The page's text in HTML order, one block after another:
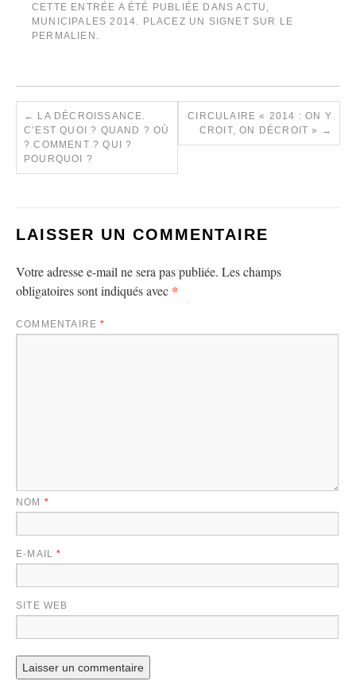
CETTE ENTRÉE A ÉTÉ PUBLIÉE DANSACTU
MUNICIPALES 2014 . PLACEZ UN SIGNET SUR LE
PERMALIEN
← LA DÉCROISSANCE.
C’EST QUOI ? QUAND ? OÙ
? COMMENT ? QUI ?
POURQUOI ?
CIRCULAIRE « 2014 : ON Y
CROIT, ON DÉCROIT »
→
LAISSER UN COMMENTAIRE
Votre adresse e-mail ne sera pas publiée. Les champs
obligatoires sont indiqués avec *
COMMENTAIRE*
NOM *
E-MAIL*
SITE WEB